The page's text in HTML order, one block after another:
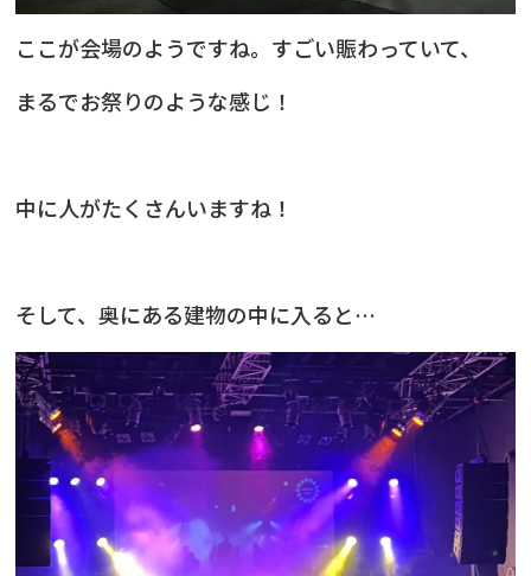
ここが会場のようですね。すごい賑わっていて、
まるでお祭りのような感じ！
中に人がたくさんいますね！
そして、奥にある建物の中に入ると…